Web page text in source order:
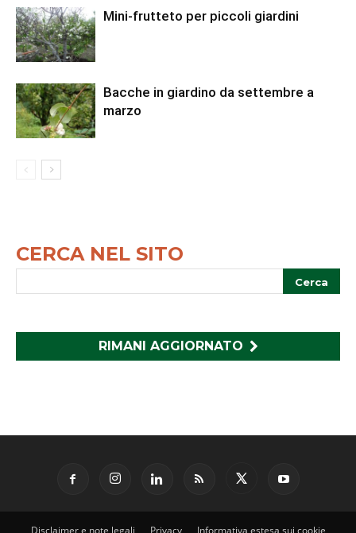
Mini-frutteto per piccoli giardini
Bacche in giardino da settembre a
marzo
CERCA NEL SITO
RIMANI AGGIORNATO